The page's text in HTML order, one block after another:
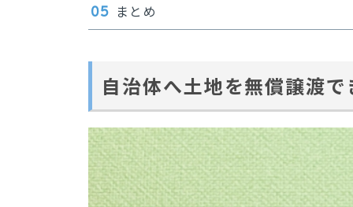
まとめ
自治体へ土地を無償譲渡